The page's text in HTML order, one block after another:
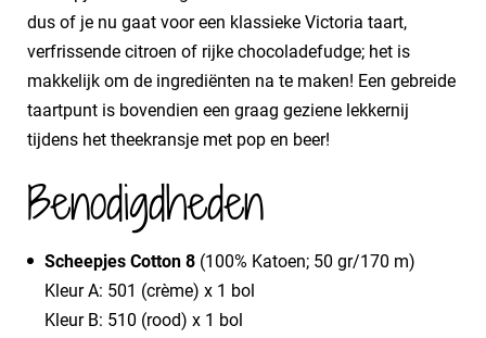
dus of je nu gaat voor een klassieke Victoria taart,
verfrissende citroen of rijke chocoladefudge; het is
makkelijk om de ingrediënten na te maken! Een gebreide
taartpunt is bovendien een graag geziene lekkernij
tijdens het theekransje met pop en beer!
Benodigdheden
Scheepjes Cotton 8 (100% Katoen; 50 gr/170 m)
Kleur A: 501 (crème) x 1 bol
Kleur B: 510 (rood) x 1 bol